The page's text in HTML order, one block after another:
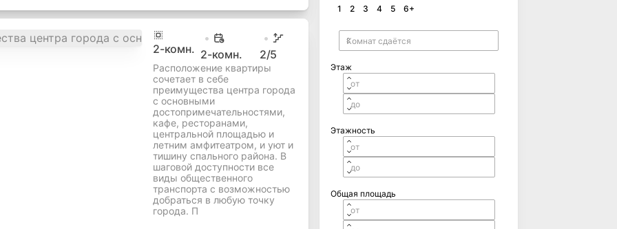
2-комн. 2-комн. 2/5
Расположение квартиры
сочетает в себе
преимущества центра города
с основными
достопримечательностями,
кафе, ресторанами,
центральной площадью и
летним амфитеатром, и уют и
тишину спального района. В
шаговой доступности все
виды общественного
транспорта с возможностью
добраться в любую точку
города. П
1
2 3 4 5 6+
Этаж
Этажность
Общая площадь